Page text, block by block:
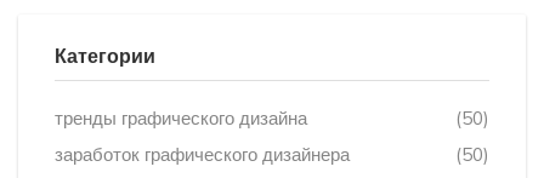
Категории
тренды графического дизайна
(50)
заработок графического дизайнера
(50)